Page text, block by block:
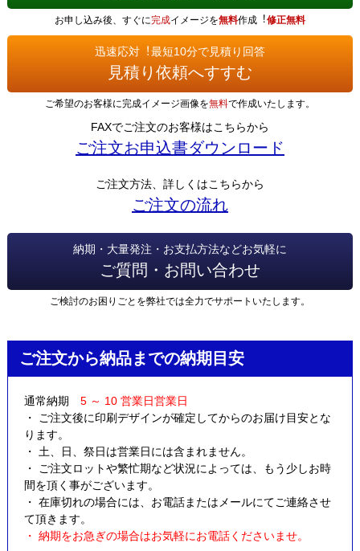
お申し込み後、すぐに完成イメージを無料作成︕修正無料
迅速応対︕最短10分で見積り回答
見積り依頼へすすむ
ご希望のお客様に完成イメージ画像を無料で作成いたします。
FAXでご注文のお客様はこちらから
ご注文お申込書ダウンロード
ご注文方法、詳しくはこちらから
ご注文の流れ
納期・大量発注・お支払方法などお気軽に
ご質問・お問い合わせ
ご検討のお困りごとを弊社では全力でサポートいたします。
ご注文から納品までの納期目安
通常納期 5 ～ 10 営業日営業日
・ ご注文後に印刷デザインが確定してからのお届け目安とな
ります。
・ 土、日、祭日は営業日には含まれません。
・ ご注文ロットや繁忙期など状況によっては、もう少しお時
間を頂く事がございます。
・ 在庫切れの場合には、お電話またはメールにてご連絡させ
て頂きます。
・ 納期をお急ぎの場合はお気軽にお電話くださいませ。